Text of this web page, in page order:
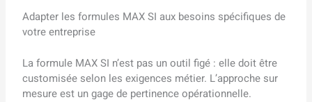
Adapter les formules MAX SI aux besoins spécifiques de
votre entreprise
La formule MAX SI n’est pas un outil figé : elle doit être
customisée selon les exigences métier. L’approche sur
mesure est un gage de pertinence opérationnelle.